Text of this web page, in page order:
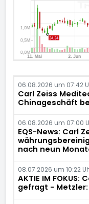
06.08.2026 um 07:42
Carl Zeiss
Chinageschäft
06.08.2026 um 07:00
EQS-News: Carl
nach neun
08.07.2026 um 10:22
AKTIE IM
gefragt -